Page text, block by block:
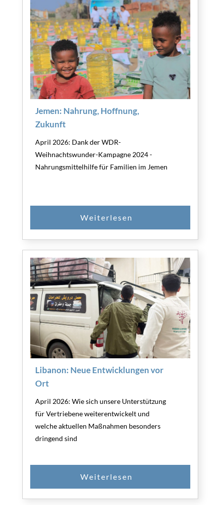
Jemen: Nahrung, Hoffnung,
Zukunft
April 2026: Dank der WDR-
Weihnachtswunder-Kampagne 2024 -
Nahrungsmittelhilfe für Familien im Jemen
Libanon: Neue Entwicklungen vor
Ort
April 2026: Wie sich unsere Unterstützung
für Vertriebene weiterentwickelt und
welche aktuellen Maßnahmen besonders
dringend sind